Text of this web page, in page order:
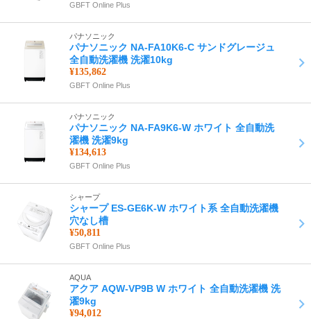
GBFT Online Plus
パナソニック
パナソニック NA-FA10K6-C サンドグレージュ
全自動洗濯機 洗濯10kg
¥135,862
GBFT Online Plus
パナソニック
パナソニック NA-FA9K6-W ホワイト 全自動洗
濯機 洗濯9kg
¥134,613
GBFT Online Plus
シャープ
シャープ ES-GE6K-W ホワイト系 全自動洗濯機
穴なし槽
¥50,811
GBFT Online Plus
AQUA
アクア AQW-VP9B W ホワイト 全自動洗濯機 洗
濯9kg
¥94,012